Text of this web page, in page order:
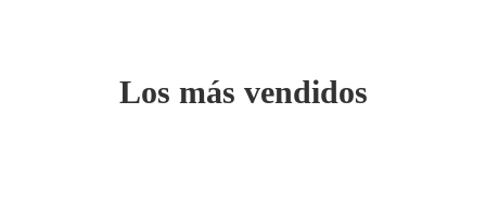
Los más vendidos